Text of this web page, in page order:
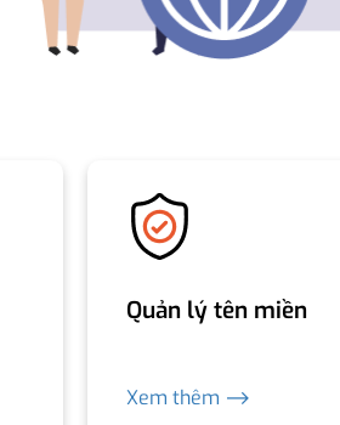
Quản lý tên miền
Xem thêm ⟶